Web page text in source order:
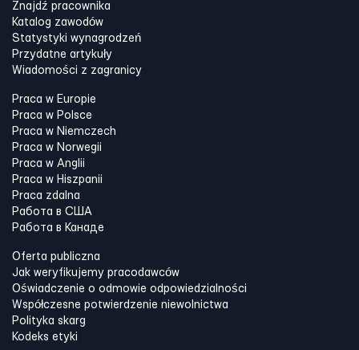
Znajdź pracownika
Katalog zawodów
Statystyki wynagrodzeń
Przydatne artykuły
Wiadomości z zagranicy
Praca w Europie
Praca w Polsce
Praca w Niemczech
Praca w Norwegii
Praca w Anglii
Praca w Hiszpanii
Praca zdalna
Работа в США
Работа в Канадe
Oferta publiczna
Jak weryfikujemy pracodawców
Oświadczenie o odmowie odpowiedzialności
Współczesne potwierdzenie niewolnictwa
Polityka skarg
Kodeks etyki